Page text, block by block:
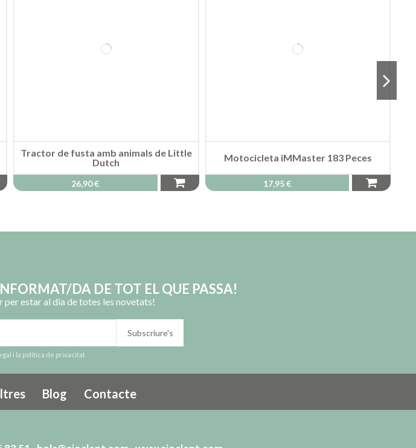
Tractor de fusta amb animals de Little
Dutch
26,90 €
Motocicleta iMMaster 183 Peces
17,95 €
DA DE TOT EL QUE PASSA!
per estar al dia de totes les novetats!
i la política de privacitat
Blog Contacte